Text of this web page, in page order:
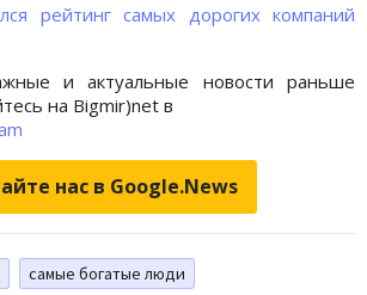
рейтинг самых дорогих компаний
и актуальные новости раньше
на Bigmir)net в
нас в Google.News
самые богатые люди